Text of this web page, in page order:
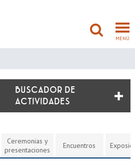
MENÚ
FACULTAD
PREGRADO
ADMISIÓN
BUSCADOR DE
ACTIVIDADES
Ceremonias y
presentaciones
Encuentros